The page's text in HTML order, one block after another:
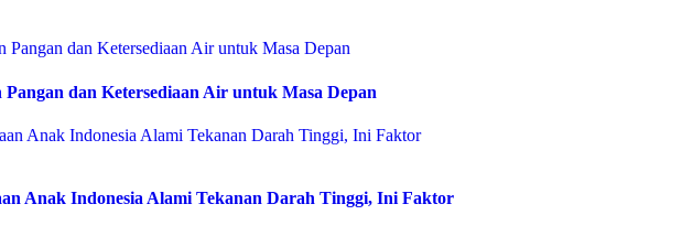
dan Ketersediaan Air untuk Masa Depan
Anak Indonesia Alami Tekanan Darah Tinggi, Ini Faktor